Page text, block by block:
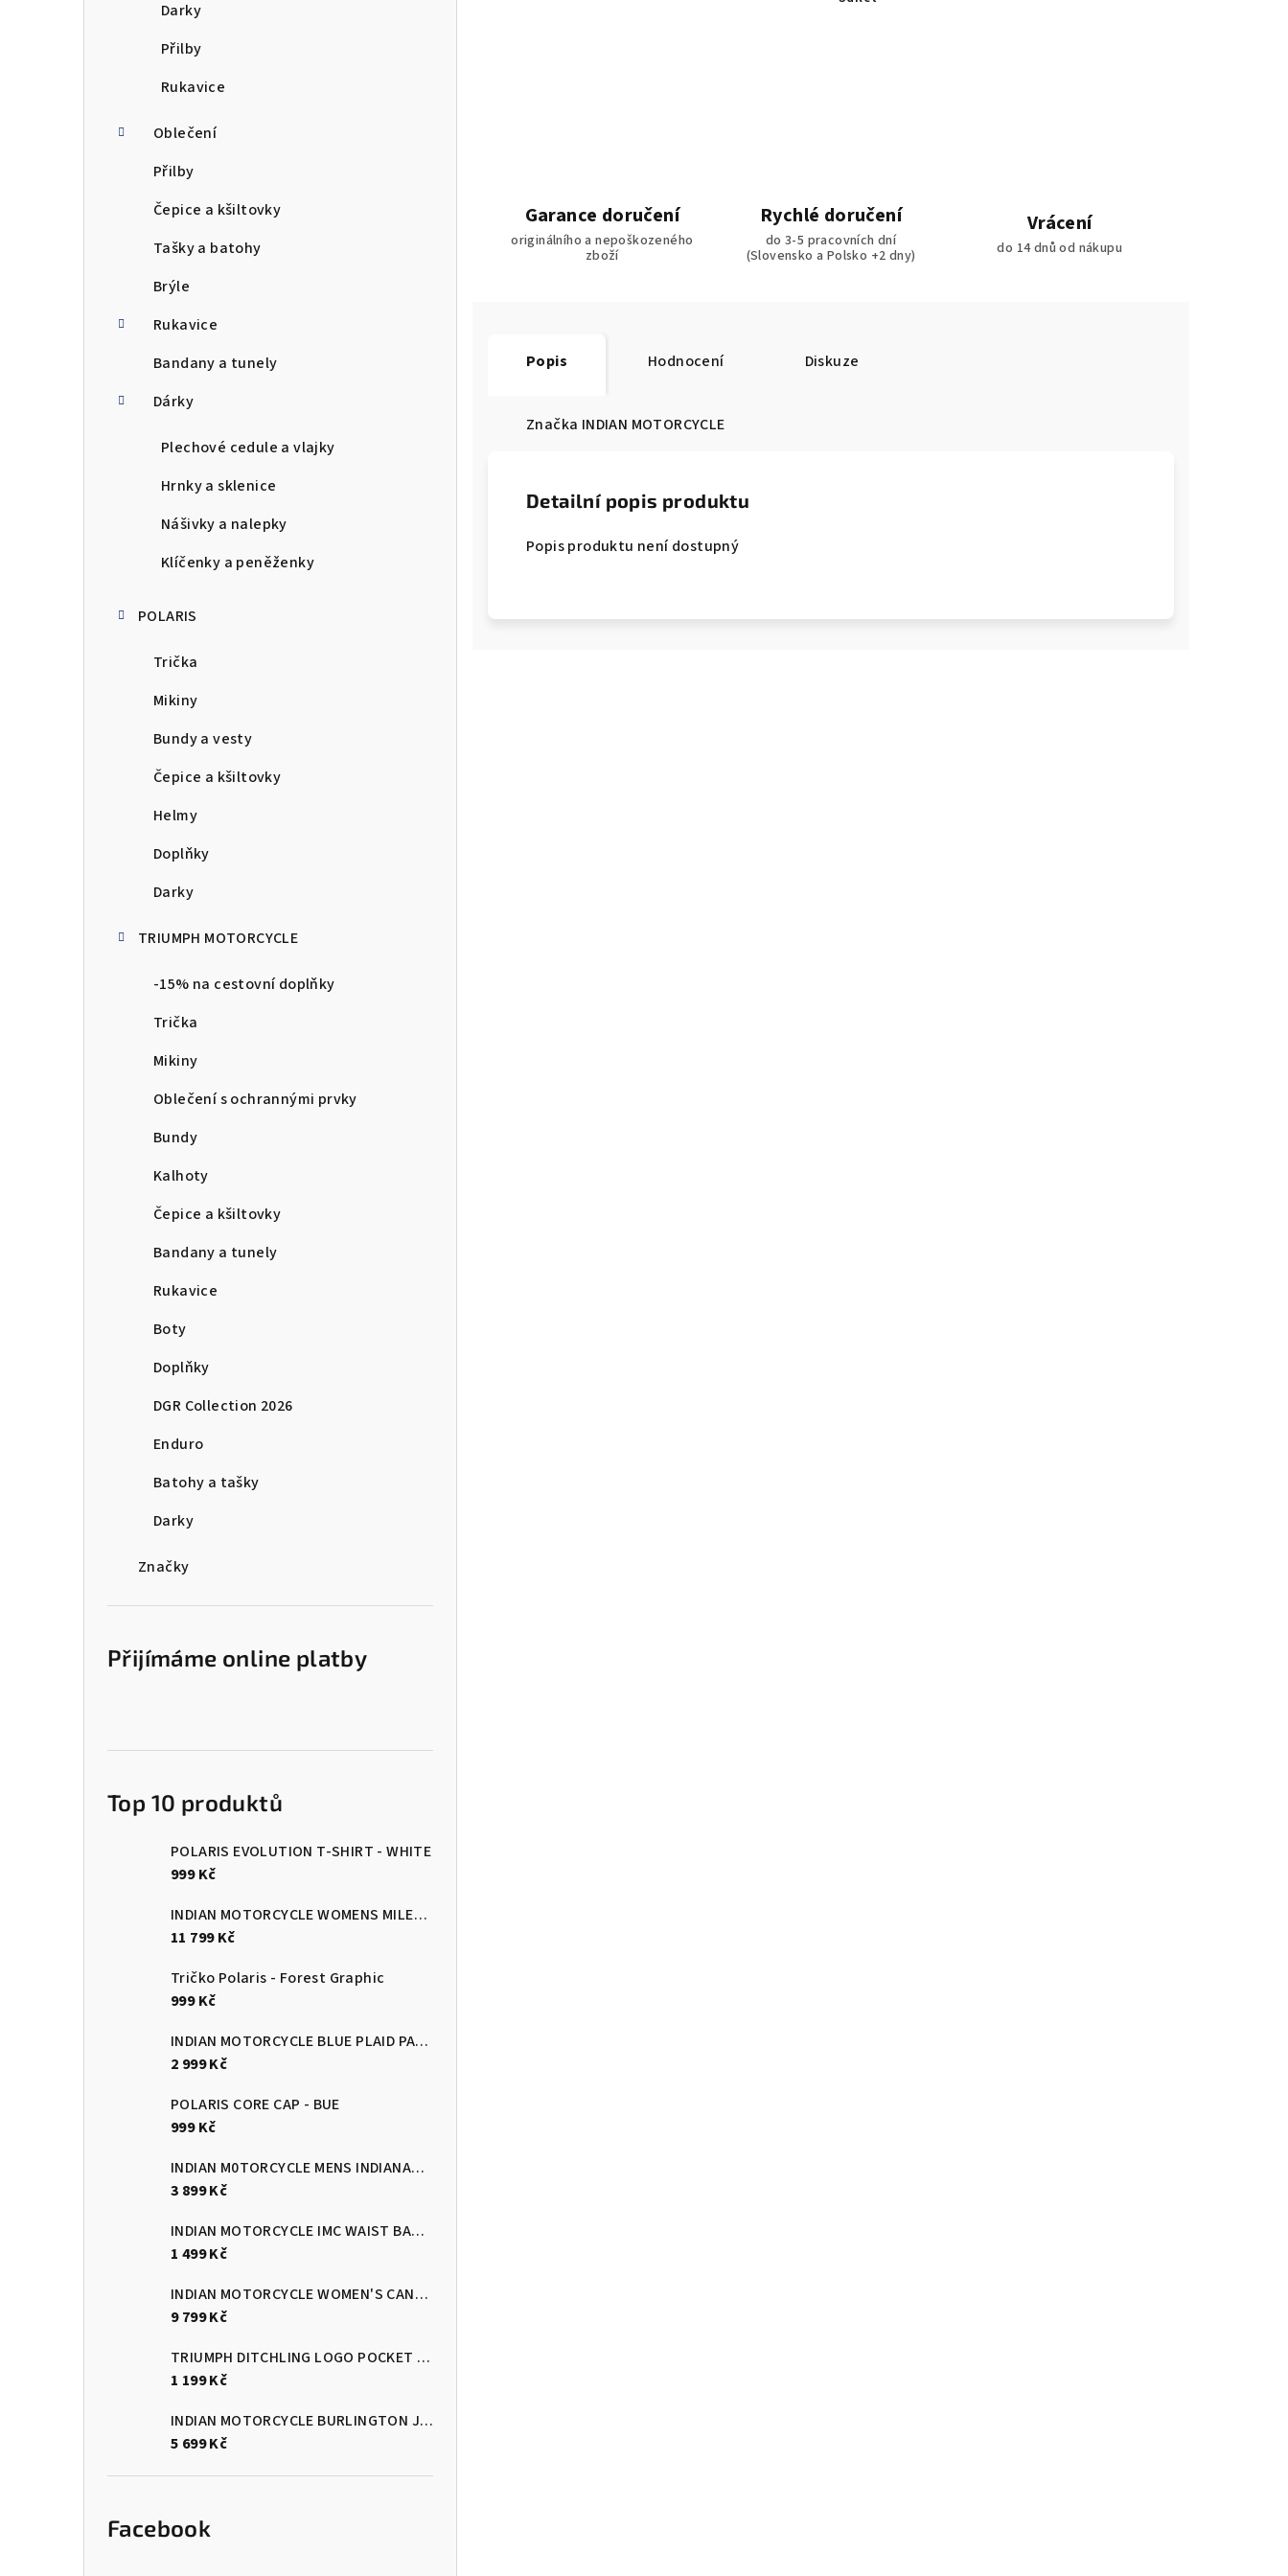
Darky
Přilby
Rukavice
Oblečení
Přilby
Čepice a kšiltovky
Tašky a batohy
Brýle
Rukavice
Bandany a tunely
Dárky
Plechové cedule a vlajky
Hrnky a sklenice
Nášivky a nalepky
Klíčenky a peněženky
POLARIS
Trička
Mikiny
Bundy a vesty
Čepice a kšiltovky
Helmy
Doplňky
Darky
TRIUMPH MOTORCYCLE
-15% na cestovní doplňky
Trička
Mikiny
Oblečení s ochrannými prvky
Bundy
Kalhoty
Čepice a kšiltovky
Bandany a tunely
Rukavice
Boty
Doplňky
DGR Collection 2026
Enduro
Batohy a tašky
Darky
Značky
Přijímáme online platby
Top 10 produktů
POLARIS EVOLUTION T-SHIRT - WHITE
999 Kč
INDIAN MOTORCYCLE WOMENS MILESTONE JACKET
11 799 Kč
Tričko Polaris - Forest Graphic
999 Kč
INDIAN MOTORCYCLE BLUE PLAID PASADENA SHORT SLEEVE SHIRT
2 999 Kč
POLARIS CORE CAP - BUE
999 Kč
INDIAN M0TORCYCLE MENS INDIANAPOLIS GLOVES - BLACK/RED
3 899 Kč
INDIAN MOTORCYCLE IMC WAIST BAG - BLACK
1 499 Kč
INDIAN MOTORCYCLE WOMEN'S CANYON BLUE PLAID RIDING JACKET
9 799 Kč
TRIUMPH DITCHLING LOGO POCKET T-SHIRT - JET BLACK
1 199 Kč
INDIAN MOTORCYCLE BURLINGTON JACKET - BLACK
5 699 Kč
Facebook
Garance doručení
originálního a nepoškozeného
zboží
Rychlé doručení
do 3-5 pracovních dní
(Slovensko a Polsko +2 dny)
Vrácení
do 14 dnů od nákupu
Popis Hodnocení Diskuze
Značka INDIAN MOTORCYCLE
Detailní popis produktu
Popis produktu není dostupný